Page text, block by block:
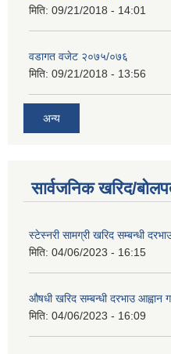
मिति: 09/21/2018 - 14:01
वडागत वजेट २०७५/०७६
मिति: 09/21/2018 - 13:56
अन्य
सार्वजनिक खरिद/
स्टेस्नरी सामग्री खरिद सम्बन्धी
मिति: 04/06/2023 - 16:15
औषधी खरिद सम्बन्धी दरभाउ आह्वान
मिति: 04/06/2023 - 16:09